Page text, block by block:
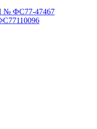
№ ФС77-47467